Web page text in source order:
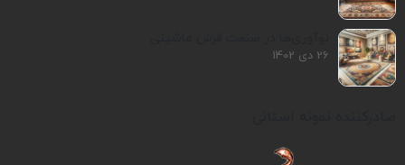
26 دی 1402